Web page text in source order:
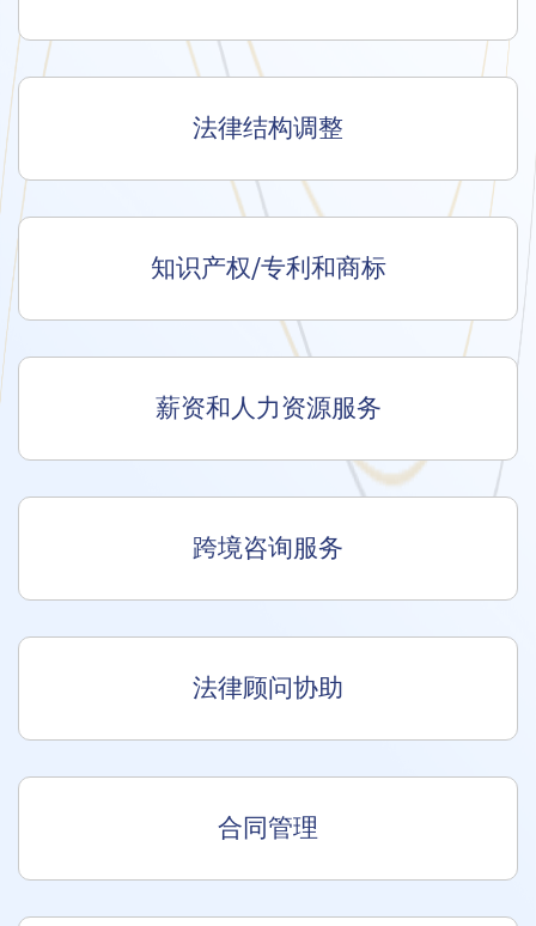
法律结构调整
知识产权/专利和商标
薪资和人力资源服务
跨境咨询服务
法律顾问协助
合同管理